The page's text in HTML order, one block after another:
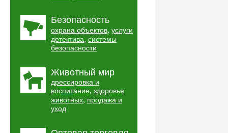
Безопасность
охрана объектов, услуги
детектива, системы
безопасности
Животный мир
дрессировка и
воспитание, здоровье
животных, продажа и
уход